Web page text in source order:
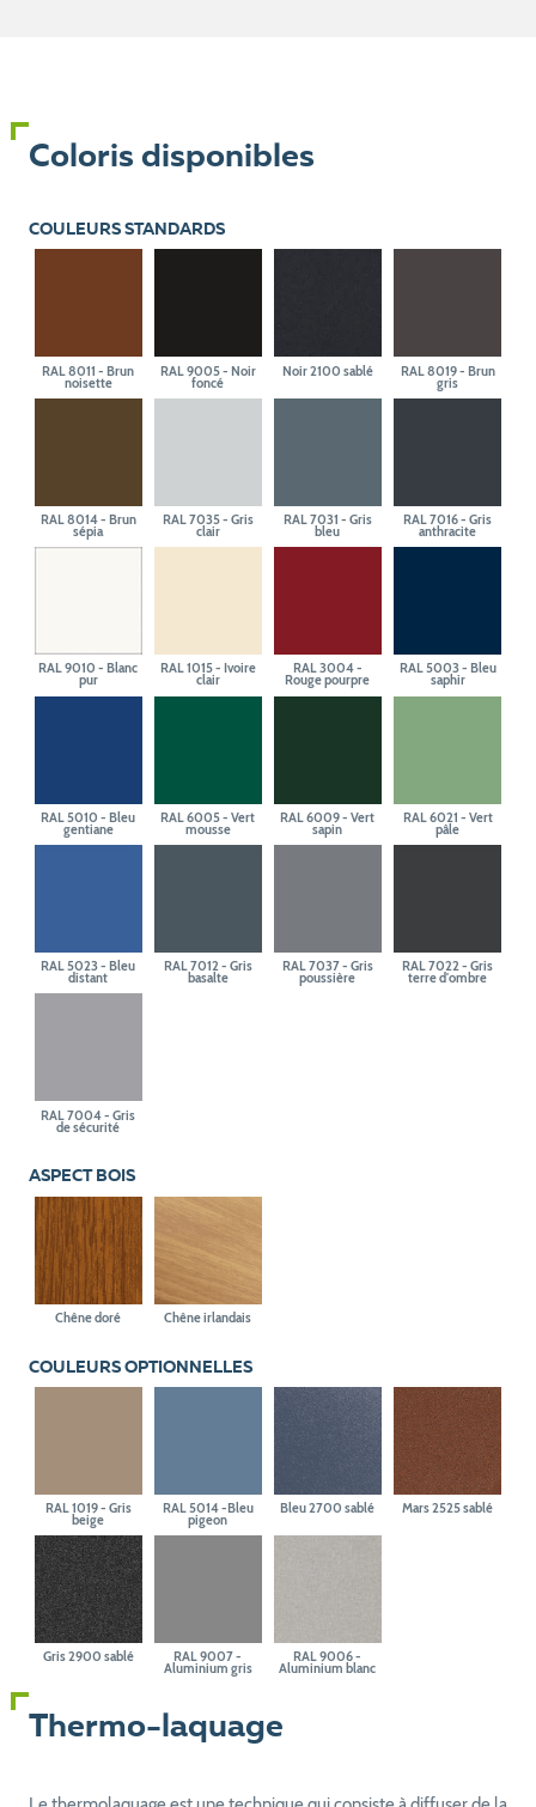
Coloris disponibles
COULEURS STANDARDS
RAL 8011 - Brun
noisette
RAL 9005 - Noir
foncé
Noir 2100 sablé RAL 8019 - Brun
gris
RAL 8014 - Brun
sépia
RAL 7035 - Gris
clair
RAL 7031 - Gris
bleu
RAL 7016 - Gris
anthracite
RAL 9010 - Blanc
pur
RAL 1015 - Ivoire
clair
RAL 3004 -
Rouge pourpre
RAL 5003 - Bleu
saphir
RAL 5010 - Bleu
gentiane
RAL 6005 - Vert
mousse
RAL 6009 - Vert
sapin
RAL 6021 - Vert
pâle
RAL 5023 - Bleu
distant
RAL 7012 - Gris
basalte
RAL 7037 - Gris
poussière
RAL 7022 - Gris
terre d'ombre
RAL 7004 - Gris
de sécurité
ASPECT BOIS
Chêne doré Chêne irlandais
COULEURS OPTIONNELLES
RAL 1019 - Gris
beige
RAL 5014 -Bleu
pigeon
Bleu 2700 sablé Mars 2525 sablé
Gris 2900 sablé RAL 9007 -
Aluminium gris
RAL 9006 -
Aluminium blanc
Thermo-laquage